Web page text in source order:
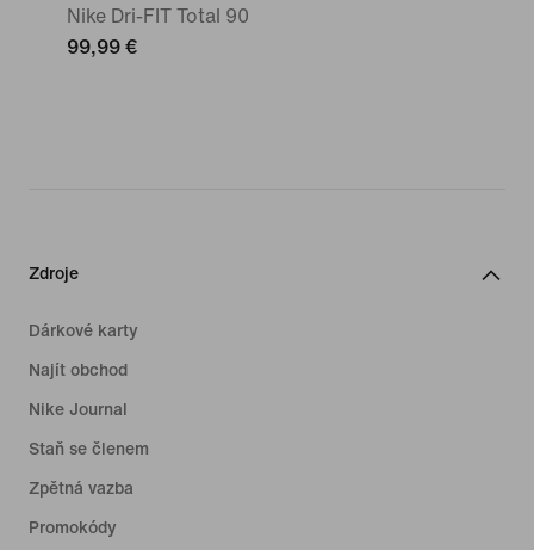
Nike Dri-FIT Total 90
99,99 €
Zdroje
Dárkové karty
Najít obchod
Nike Journal
Staň se členem
Zpětná vazba
Promokódy